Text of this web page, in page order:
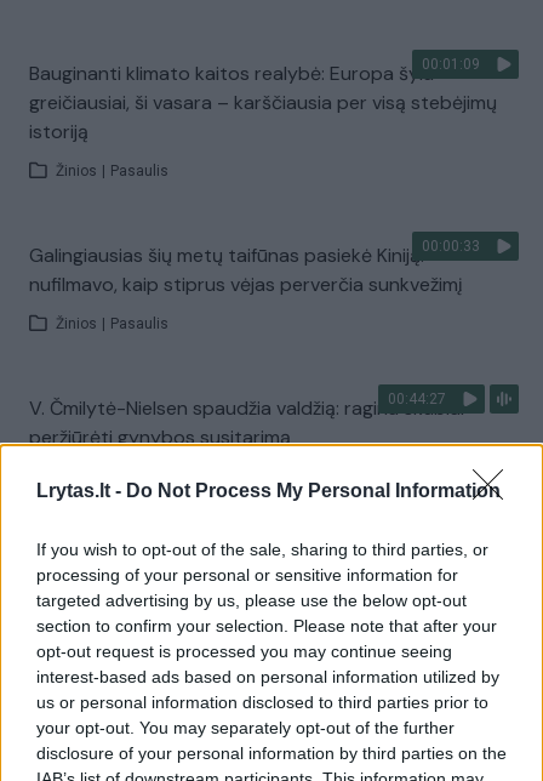
Lrytas.lt - Do Not Process My Personal Information
If you wish to opt-out of the sale, sharing to third parties, or
processing of your personal or sensitive information for
targeted advertising by us, please use the below opt-out
section to confirm your selection. Please note that after your
opt-out request is processed you may continue seeing
interest-based ads based on personal information utilized by
us or personal information disclosed to third parties prior to
your opt-out. You may separately opt-out of the further
disclosure of your personal information by third parties on the
00:01:09
Bauginanti klimato kaitos realybė: Europa šyla
greičiausiai, ši vasara – karščiausia per visą stebėjimų
istoriją
Žinios Pasaulis
00:00:33
Galingiausias šių metų taifūnas pasiekė Kiniją:
nufilmavo, kaip stiprus vėjas perverčia sunkvežimį
Žinios Pasaulis
00:44:27
V. Čmilytė-Nielsen spaudžia valdžią: ragina skubiai
peržiūrėti gynybos susitarimą
Visi įrašai
Žiūrimiausi įrašai
00:00:30
Vaizdai iš tragiškos avarijos Vilniaus r.: dviejų moterų ir